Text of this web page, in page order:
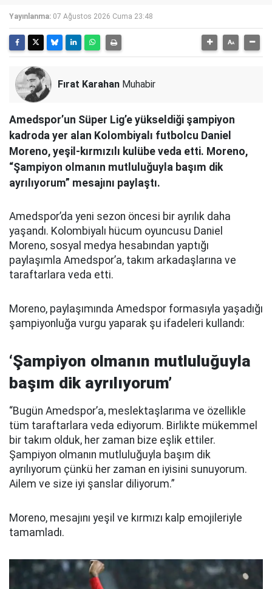
Yayınlanma: 07 Ağustos 2026 Cuma 23:48
Fırat Karahan Muhabir
Amedspor’un Süper Lig’e yükseldiği şampiyon
kadroda yer alan Kolombiyalı futbolcu Daniel
Moreno, yeşil-kırmızılı kulübe veda etti. Moreno,
“Şampiyon olmanın mutluluğuyla başım dik
ayrılıyorum” mesajını paylaştı.
Amedspor’da yeni sezon öncesi bir ayrılık daha
yaşandı. Kolombiyalı hücum oyuncusu Daniel
Moreno, sosyal medya hesabından yaptığı
paylaşımla Amedspor’a, takım arkadaşlarına ve
taraftarlara veda etti.
Moreno, paylaşımında Amedspor formasıyla yaşadığı
şampiyonluğa vurgu yaparak şu ifadeleri kullandı:
‘Şampiyon olmanın mutluluğuyla
başım dik ayrılıyorum’
“Bugün Amedspor’a, meslektaşlarıma ve özellikle
tüm taraftarlara veda ediyorum. Birlikte mükemmel
bir takım olduk, her zaman bize eşlik ettiler.
Şampiyon olmanın mutluluğuyla başım dik
ayrılıyorum çünkü her zaman en iyisini sunuyorum.
Ailem ve size iyi şanslar diliyorum.”
Moreno, mesajını yeşil ve kırmızı kalp emojileriyle
tamamladı.